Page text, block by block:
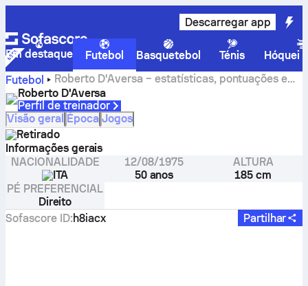
Descarregar app
Em destaque Futebol Basquetebol Ténis
Hóquei
Futebol
Roberto D'Aversa – estatísticas, pontuações e
golosRoberto D'Aversa
Perfil de treinador
Visão geral Época Jogos
Retirado
Informações gerais
NACIONALIDADE
ITA
12/08/1975
50 anos
ALTURA
185 cm
PÉ PREFERENCIAL
Direito
Sofascore ID:h8iacx Partilhar